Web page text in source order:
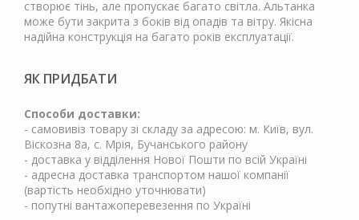
створює тінь, але пропускає багато світла. Альтанка
може бути закрита з боків від опадів та вітру. Якісна
надійна конструкція на багато років експлуатації.
ЯК ПРИДБАТИ
Способи доставки:
- самовивіз товару зі складу за адресою: м. Київ, вул.
Віскозна 8а, с. Мрія, Бучанського району
- доставка у відділення Нової Пошти по всій Україні
- адресна доставка транспортом нашої компанії
(вартість необхідно уточнювати)
- попутні вантажоперевезення по Україні